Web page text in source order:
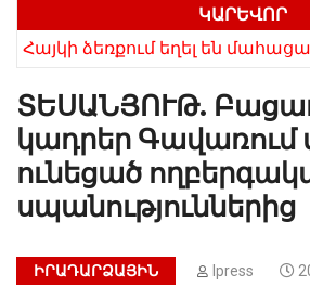
ԿԱՐԵՎՈՐ
ՏԵՍԱՆՅՈՒԹ.
կադրեր Գավառում
ունեցած
սպանություններից
ԻՐԱԴԱՐՁԱՅԻՆ Ipress